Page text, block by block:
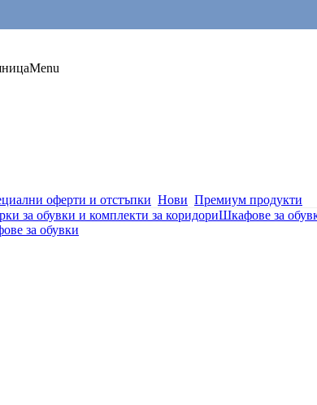
Menu
оферти и отстъпки Нови Премиум продукти
за обувки и комплекти за коридориШкафове за
за обувки